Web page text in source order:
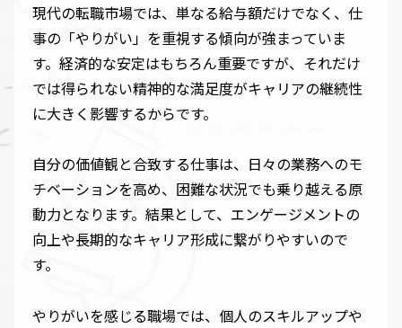
現代の転職市場では、単なる給与額だけでなく、仕
事の「やりがい」を重視する傾向が強まっていま
す。経済的な安定はもちろん重要ですが、それだけ
では得られない精神的な満足度がキャリアの継続性
に大きく影響するからです。
自分の価値観と合致する仕事は、日々の業務へのモ
チベーションを高め、困難な状況でも乗り越える原
動力となります。結果として、エンゲージメントの
向上や長期的なキャリア形成に繋がりやすいので
す。
やりがいを感じる職場では、個人のスキルアップや